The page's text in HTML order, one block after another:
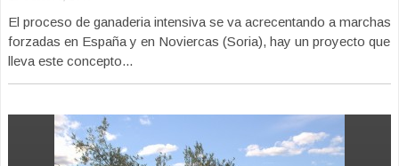
El proceso de ganaderia intensiva se va acrecentando a marchas
forzadas en España y en Noviercas (Soria), hay un proyecto que
lleva este concepto...